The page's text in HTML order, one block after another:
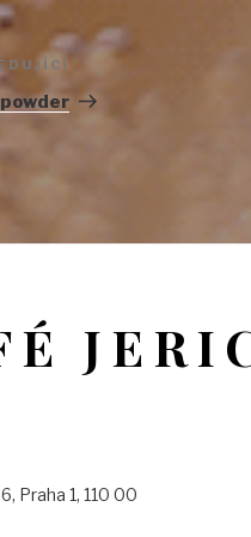
příspěvek
Praha 1, 110 00